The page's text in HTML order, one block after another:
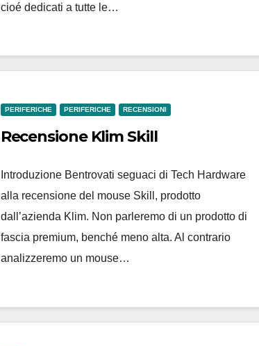
cioé dedicati a tutte le…
PERIFERICHE PERIFERICHE RECENSIONI
Recensione Klim Skill
Introduzione Bentrovati seguaci di Tech Hardware
alla recensione del mouse Skill, prodotto
dall’azienda Klim. Non parleremo di un prodotto di
fascia premium, benché meno alta. Al contrario
analizzeremo un mouse…